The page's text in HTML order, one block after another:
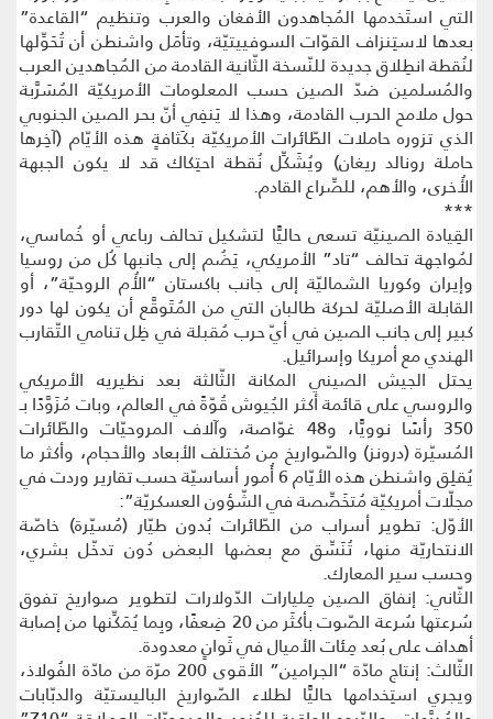
التي استَخدمها المُجاهدون الأفغان والعرب وتنظيم “القاعدة”
بعدها لاستِنزاف القوّات السوفييتيّة، وتأمَل واشنطن أن تُحَوِّلها
لنُقطة انطِلاق جديدة للنّسخة الثّانية القادمة من المُجاهدين العرب
والمُسلمين ضدّ الصين حسب المعلومات الأمريكيّة المُسَرَّبة
حول ملامح الحرب القادمة، وهذا لا يَنفِي أنّ بحر الصين الجنوبي
الذي تزوره حاملات الطّائرات الأمريكيّة بكَثافةٍ هذه الأيّام (آخِرها
حاملة رونالد ريغان) ويُشَكِّل نُقطة احتِكاك قد لا يكون الجبهة
الأُخرى، والأهم، للصِّراع القادم.
***
القِيادة الصينيّة تسعى حاليًّا لتشكيل تحالف رباعي أو خُماسي،
لمُواجهة تحالف “تاد” الأمريكي، يَضُم إلى جانبها كُل من روسيا
وإيران وكوريا الشماليّة إلى جانب باكستان “الأُم الروحيّة”، أو
القابلة الأصليّة لحركة طالبان التي من المُتَوقَّع أن يكون لها دور
كبير إلى جانب الصين في أيّ حرب مُقبلة في ظِل تنامي التّقارب
الهندي مع أمريكا وإسرائيل.
يحتل الجيش الصيني المكانة الثّالثة بعد نظيريه الأمريكي
والروسي على قائمة أكثر الجُيوش قُوّةً في العالم، وبات مُزَوَّدًا بـ
350 رأسًا نوويًّا، و48 غوّاصة، وآلاف المروحيّات والطّائرات
المُسيّرة (درونز) والصّواريخ من مُختلف الأبعاد والأحجام، وأكثر ما
يُقلِق واشنطن هذه الأيّام 6 أُمور أساسيّة حسب تقارير وردت في
مجلّات أمريكيّة مُتخَصِّصة في الشّؤون العسكريّة”:
الأوّل: تطوير أسراب من الطّائرات بُدون طيّار (مُسيّرة) خاصّة
الانتحاريّة منها، تُنَسِّق مع بعضها البعض دُون تدخّل بشري،
وحسب سير المعارك.
الثّاني: إنفاق الصين مِليارات الدّولارات لتطوير صواريخ تفوق
سُرعتها سُرعة الصّوت بأكثَر من 20 ضِعفًا، وبِما يُمَكِّنها من إصابة
أهداف على بُعد مِئات الأميال في ثَوانٍ معدودة.
الثّالث: إنتاج مادّة “الجرامين” الأقوى 200 مرّة من مادّة الفُولاذ،
ويجري استِخدامها حاليًّا لطلاء الصّواريخ الباليستيّة والدبّابات